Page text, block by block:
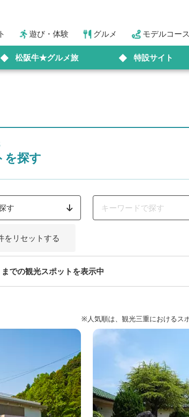
遊び・体験 グルメ モデルコース
松阪牛★グルメ旅 特設サイト
を探す
す
をリセットする
での観光スポットを表示中
※人気順は、観光三重におけるス